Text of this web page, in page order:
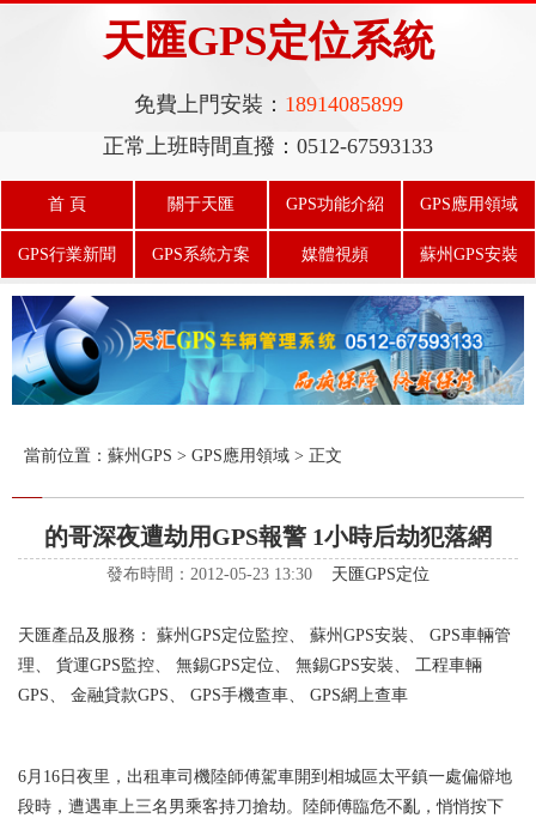
天匯GPS定位系統
免費上門安裝： 18914085899
正常上班時間直撥：0512-67593133
首 頁 關于天匯 GPS功能介紹 GPS應用領域
GPS行業新聞 GPS系統方案 媒體視頻 蘇州GPS安裝
天匯GPS平臺
當前位置： 蘇州GPS > GPS應用領域 > 正文
的哥深夜遭劫用GPS報警 1小時后劫犯落網
發布時間：2012-05-23 13:30 天匯GPS定位
天匯產品及服務： 蘇州GPS定位監控、 蘇州GPS安裝、 GPS車輛管
理、 貨運GPS監控、 無錫GPS定位、 無錫GPS安裝、 工程車輛
GPS、 金融貸款GPS、 GPS手機查車、 GPS網上查車
6月16日夜里，出租車司機陸師傅駕車開到相城區太平鎮一處偏僻地
段時，遭遇車上三名男乘客持刀搶劫。陸師傅臨危不亂，悄悄按下